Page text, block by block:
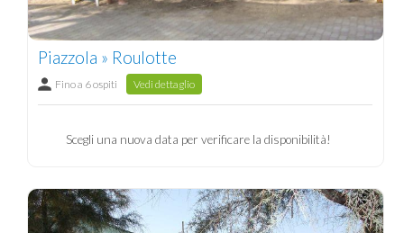
Piazzola » Roulotte
Fino a 6 ospiti Vedi dettaglio
Scegli una nuova data per verificare la disponibilità!